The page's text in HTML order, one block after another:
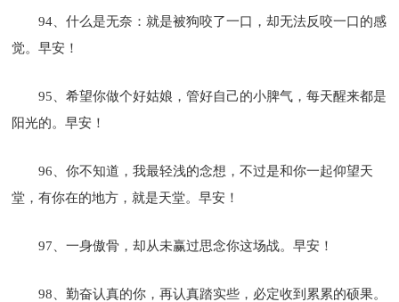
94、什么是无奈：就是被狗咬了一口，却无法反咬一口的感
觉。早安！
95、希望你做个好姑娘，管好自己的小脾气，每天醒来都是
阳光的。早安！
96、你不知道，我最轻浅的念想，不过是和你一起仰望天
堂，有你在的地方，就是天堂。早安！
97、一身傲骨，却从未赢过思念你这场战。早安！
98、勤奋认真的你，再认真踏实些，必定收到累累的硕果。